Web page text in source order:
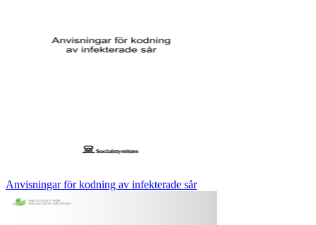
Anvisningar för kodning av infekterade sår